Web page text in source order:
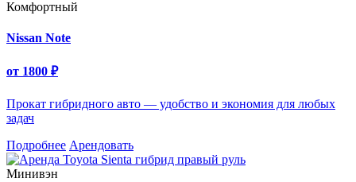
Комфортный
Nissan Note
от 1800 ₽
Прокат гибридного авто — удобство и экономия для любых
задач
Подробнее Арендовать
Минивэн